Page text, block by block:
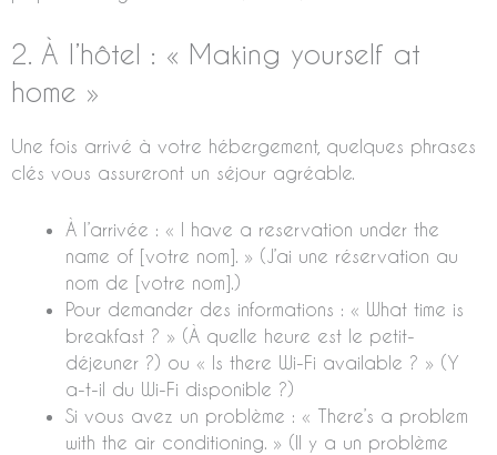
2. À l’hôtel : « Making yourself at
home »
Une fois arrivé à votre hébergement, quelques phrases
clés vous assureront un séjour agréable.
À l’arrivée : « I have a reservation under the
name of [votre nom]. » (J’ai une réservation au
nom de [votre nom].)
Pour demander des informations : « What time is
breakfast ? » (À quelle heure est le petit-
déjeuner ?) ou « Is there Wi-Fi available ? » (Y
a-t-il du Wi-Fi disponible ?)
Si vous avez un problème : « There’s a problem
with the air conditioning. » (Il y a un problème